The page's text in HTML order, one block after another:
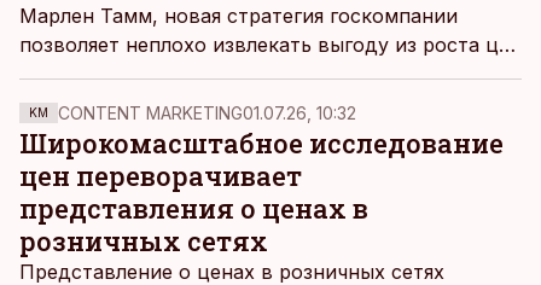
Марлен Тамм, новая стратегия госкомпании
позволяет неплохо извлекать выгоду из роста цен
на сырую нефть: «Положительный эффект в
следующих кварталах определенно проявится».
KM CONTENT MARKETING01.07.26, 10:32
Широкомасштабное исследование
цен переворачивает
представления о ценах в
розничных сетях
Представление о ценах в розничных сетях